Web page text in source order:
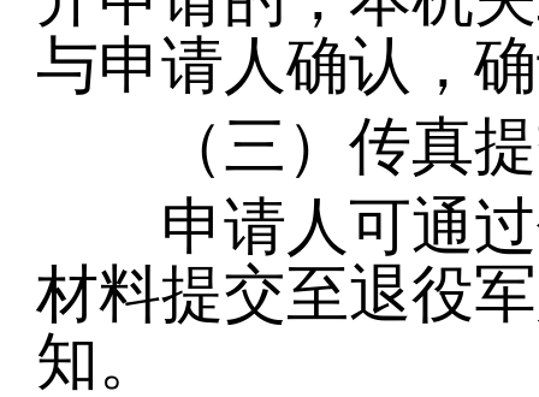
与申请人确认，
（三）传真提
申请人可通过
材料提交至退役
知。